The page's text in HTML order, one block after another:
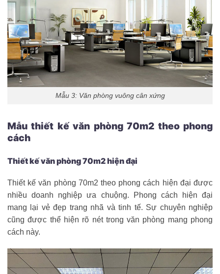
Mẫu 3: Văn phòng vuông cân xứng
Mẫu thiết kế văn phòng 70m2 theo phong
cách
Thiết kế văn phòng 70m2 hiện đại
Thiết kế văn phòng 70m2 theo phong cách hiện đại được
nhiều doanh nghiệp ưa chuộng. Phong cách hiện đại
mang lại vẻ đẹp trang nhã và tinh tế. Sự chuyên nghiệp
cũng được thể hiện rõ nét trong văn phòng mang phong
cách này.